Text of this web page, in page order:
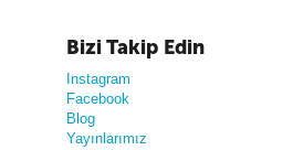
Bizi Takip Edin
Instagram
Facebook
Blog
Yayınlarımız